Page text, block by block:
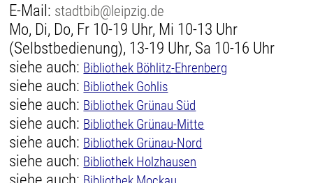
E-Mail: stadtbib@leipzig.de
Mo, Di, Do, Fr 10-19 Uhr, Mi 10-13 Uhr
(Selbstbedienung), 13-19 Uhr, Sa 10-16 Uhr
siehe auch: Bibliothek Böhlitz-Ehrenberg
siehe auch: Bibliothek Gohlis
siehe auch: Bibliothek Grünau Süd
siehe auch: Bibliothek Grünau-Mitte
siehe auch: Bibliothek Grünau-Nord
siehe auch: Bibliothek Holzhausen